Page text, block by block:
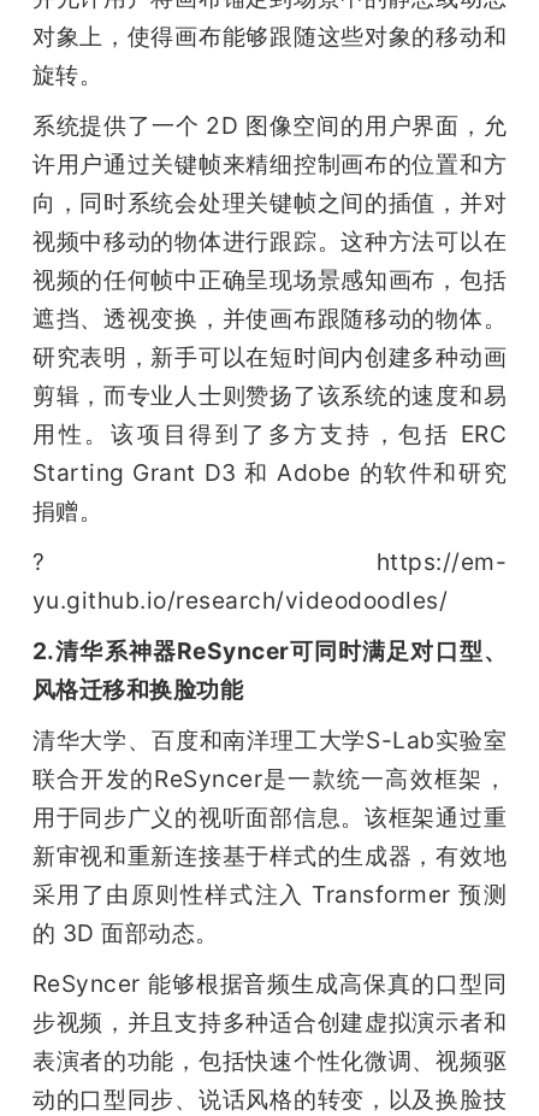
对象上，使得画布能够跟随这些对象的移动和
旋转。
系统提供了一个 2D 图像空间的用户界面，允
许用户通过关键帧来精细控制画布的位置和方
向，同时系统会处理关键帧之间的插值，并对
视频中移动的物体进行跟踪。这种方法可以在
视频的任何帧中正确呈现场景感知画布，包括
遮挡、透视变换，并使画布跟随移动的物体。
研究表明，新手可以在短时间内创建多种动画
剪辑，而专业人士则赞扬了该系统的速度和易
用性。该项目得到了多方支持，包括 ERC
Starting Grant D3 和 Adobe 的软件和研究
捐赠。
? https://em-
yu.github.io/research/videodoodles/
2.清华系神器ReSyncer可同时满足对口型、
风格迁移和换脸功能
清华大学、百度和南洋理工大学S-Lab实验室
联合开发的ReSyncer是一款统一高效框架，
用于同步广义的视听面部信息。该框架通过重
新审视和重新连接基于样式的生成器，有效地
采用了由原则性样式注入 Transformer 预测
的 3D 面部动态。
ReSyncer 能够根据音频生成高保真的口型同
步视频，并且支持多种适合创建虚拟演示者和
表演者的功能，包括快速个性化微调、视频驱
动的口型同步、说话风格的转变，以及换脸技